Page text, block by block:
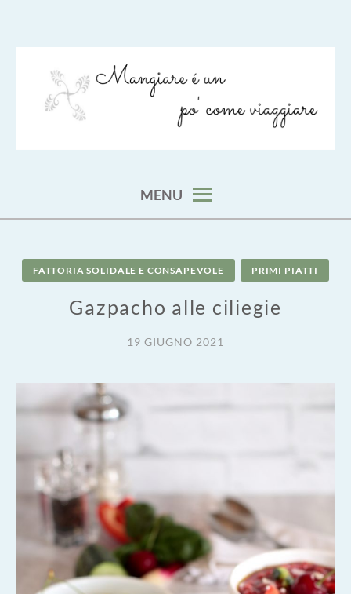
MENU
FATTORIA SOLIDALE E CONSAPEVOLE PRIMI PIATTI
Gazpacho alle ciliegie
19 GIUGNO 2021